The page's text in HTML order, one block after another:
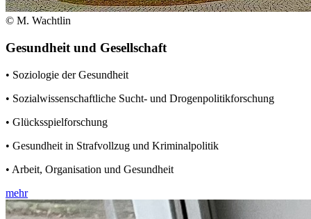
© M. Wachtlin
Gesundheit und Gesellschaft
• Soziologie der Gesundheit
• Sozialwissenschaftliche Sucht- und Drogenpolitikforschung
• Glücksspielforschung
• Gesundheit in Strafvollzug und Kriminalpolitik
• Arbeit, Organisation und Gesundheit
mehr